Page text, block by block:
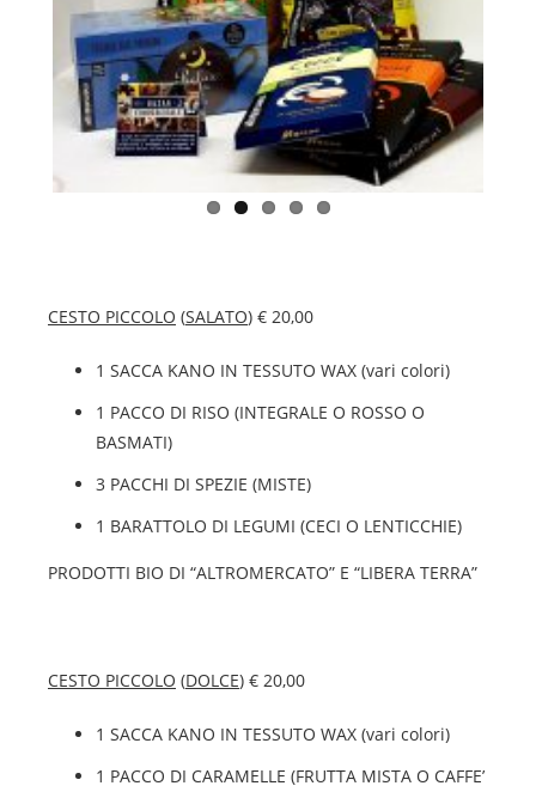
Previ
ous
CESTO PICCOLO (SALATO) € 20,00
1 SACCA KANO IN TESSUTO WAX (vari colori)
1 PACCO DI RISO (INTEGRALE O ROSSO O
BASMATI)
3 PACCHI DI SPEZIE (MISTE)
1 BARATTOLO DI LEGUMI (CECI O LENTICCHIE)
PRODOTTI BIO DI “ALTROMERCATO” E “LIBERA TERRA”
CESTO PICCOLO (DOLCE) € 20,00
1 SACCA KANO IN TESSUTO WAX (vari colori)
1 PACCO DI CARAMELLE (FRUTTA MISTA O CAFFE’